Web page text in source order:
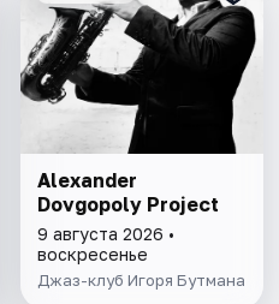
Alexander
Dovgopoly Project
9 августа 2026 •
воскресенье
Джаз-клуб Игоря Бутмана